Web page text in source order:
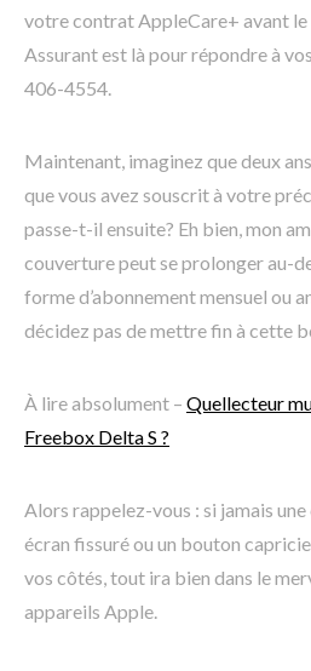
votre contrat AppleCare+ avant
Assurant est là pour répondre à
406-4554.
Maintenant, imaginez que deux
que vous avez souscrit à votre
passe-t-il ensuite? Eh bien, mon
couverture peut se prolonger au-
forme d’abonnement mensuel ou
décidez pas de mettre fin à cette
À lire absolument – Quellecteur
Freebox Delta S ?
Alors rappelez-vous : si jamais
écran fissuré ou un bouton
vos côtés, tout ira bien dans le
appareils Apple.